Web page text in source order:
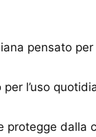
pensato
l’uso
protegge dalla